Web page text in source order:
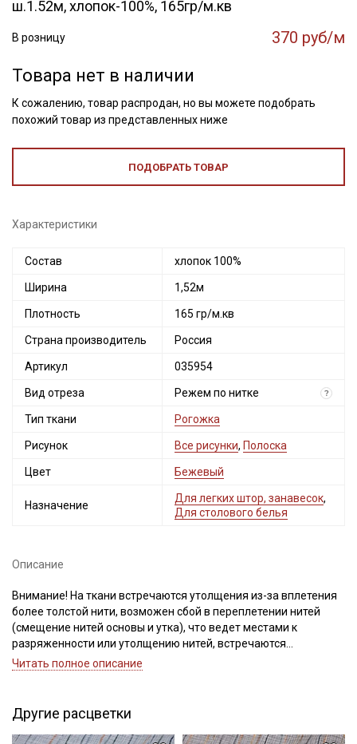
ш.1.52м, хлопок-100%, 165гр/м.кв
В розницу 370 руб/м
Товара нет в наличии
К сожалению, товар распродан, но вы можете подобрать
похожий товар из представленных ниже
ПОДОБРАТЬ ТОВАР
Характеристики
Состав хлопок 100%
Ширина 1,52м
Плотность 165 гр/м.кв
Страна производитель Россия
Артикул 035954
Вид отреза Режем по нитке ?
Тип ткани Рогожка
Рисунок Все рисунки, Полоска
Цвет Бежевый
Назначение
Для легких штор, занавесок,
Для столового белья
Описание
Внимание! На ткани встречаются утолщения из-за вплетения
более толстой нити, возможен сбой в переплетении нитей
(смещение нитей основы и утка), что ведет местами к
разряженности или утолщению нитей, встречаются
непрокрасы и вплетения нитей другого цвета, дефекты вдоль
дефекты допустимы и браком не являются. Не вырезаем.
Просим учитывать это при заказе.
Читать полное описание
Другие расцветки